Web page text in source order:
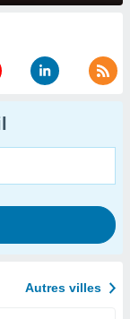
Autres villes